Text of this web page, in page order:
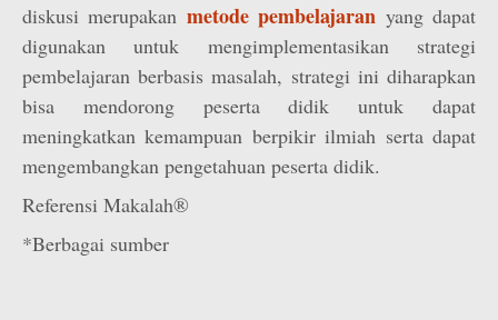
diskusi merupakan metode pembelajaran yang dapat
digunakan untuk mengimplementasikan strategi
pembelajaran berbasis masalah, strategi ini diharapkan
bisa mendorong peserta didik untuk dapat
meningkatkan kemampuan berpikir ilmiah serta dapat
mengembangkan pengetahuan peserta didik.
Referensi Makalah®
*Berbagai sumber